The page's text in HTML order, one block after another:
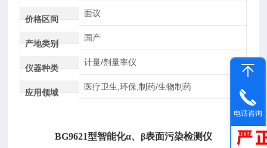
价格区间
面议
产地类别
国产
仪器种类
计量/剂量率仪
应用领域
医疗卫生,环保,制药/生物制药
BG9621型智能化α、β表面污染检测仪
电话咨询